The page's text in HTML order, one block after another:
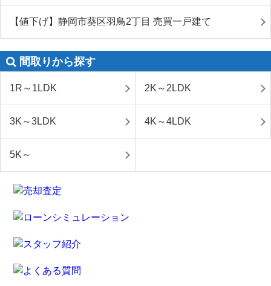
【値下げ】静岡市葵区羽鳥2丁目 売買一戸建て
間取りから探す
1R～1LDK 2K～2LDK
3K～3LDK 4K～4LDK
5K～